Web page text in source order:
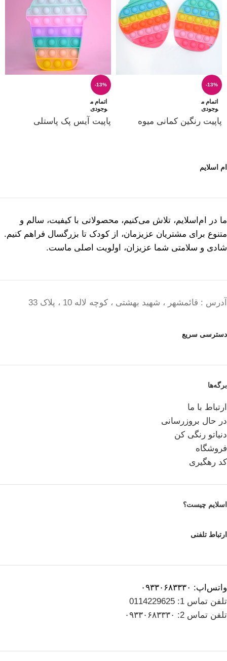
-13%
اتمام م
وجودی
پاپیت رنگین کمانی میوه
-13%
اتمام م
وجودی
پاپیت آیس پک پاستلی
ام اسلایم
ما در ام‌اسلایم، تلاش می‌کنیم، محصولاتی با کیفیت، سالم و
متنوع برای مشتریان عزیزمان، از کودک تا بزرگسال فراهم کنیم.
شادی و سلامتی شما عزیزان، اولویت اصلی ماست.
آدرس : قائمشهر ، شهید بهشتی ، کوچه لاله 10 ، پلاک 33
دسترسی سریع
برگه‌ها
ارتباط با ما
در حال بروزرسانی
دنیاتو رنگی کن
فروشگاه
کد رهگیری
اسلایم چیست؟
ارتباط تلفنی
واتس‌اپ: ۰۹۳۳۰۶۸۳۳۳۰
تلفن تماس 1: 0114229625
تلفن تماس 2: ۰۹۳۳۰۶۸۳۳۳۰